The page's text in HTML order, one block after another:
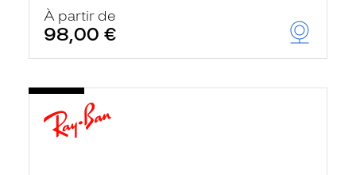
À partir de
98,00 €